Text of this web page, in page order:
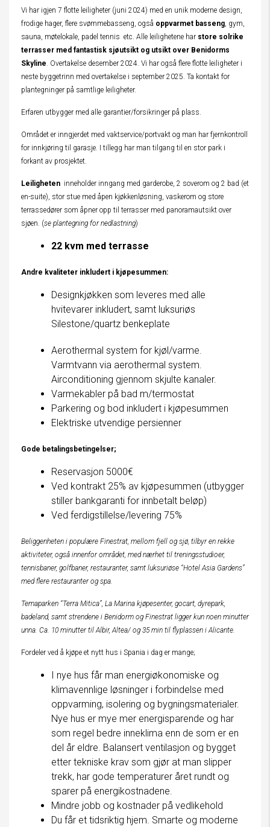
Vi har igjen 7 flotte leiligheter (juni 2024) med en unik moderne design,
frodige hager, flere svømmebasseng, også oppvarmet basseng , gym,
sauna, møtelokale, padel tennis etc. Alle leilighetene har store solrike
terrasser med fantastisk sjøutsikt og utsikt over Benidorms
Skyline . Overtakelse desember 2024. Vi har også flere flotte leiligheter i
neste byggetrinn med overtakelse i september 2025. Ta kontakt for
plantegninger på samtlige leiligheter.
Erfaren utbygger med alle garantier/forsikringer på plass.
Området er inngjerdet med vaktservice/portvakt og man har fjernkontroll
for innkjøring til garasje. I tillegg har man tilgang til en stor park i
forkant av prosjektet.
Leiligheten inneholder inngang med garderobe, 2 soverom og 2 bad (et
en-suite), stor stue med åpen kjøkkenløsning, vaskerom og store
terrassedører som åpner opp til terrasser med panoramautsikt over
sjøen. (se plantegning for nedlastning)
22 kvm med terrasse
Andre kvaliteter inkludert i kjøpesummen:
Designkjøkken som leveres med alle
hvitevarer inkludert, samt luksuriøs
Silestone/quartz benkeplate
Aerothermal system for kjøl/varme.
Varmtvann via aerothermal system.
Airconditioning gjennom skjulte kanaler.
Varmekabler på bad m/termostat
Parkering og bod inkludert i kjøpesummen
Elektriske utvendige persienner
Gode betalingsbetingelser;
Reservasjon 5000€
Ved kontrakt 25% av kjøpesummen (utbygger
stiller bankgaranti for innbetalt beløp)
Ved ferdigstillelse/levering 75%
Beliggenheten i populære Finestrat, mellom fjell og sjø, tilbyr en rekke
aktiviteter, også innenfor området, med nærhet til treningsstudioer,
tennisbaner, golfbaner, restauranter, samt luksuriøse “Hotel Asia Gardens”
med flere restauranter og spa.
Temaparken “Terra Mitica”, La Marina kjøpesenter, gocart, dyrepark,
badeland, samt strendene i Benidorm og Finestrat ligger kun noen minutter
unna. Ca. 10 minutter til Albir, Altea/ og 35 min til flyplassen i Alicante.
Fordeler ved å kjøpe et nytt hus i Spania i dag er mange;
I nye hus får man energiøkonomiske og
klimavennlige løsninger i forbindelse med
oppvarming, isolering og bygningsmaterialer.
Nye hus er mye mer energisparende og har
som regel bedre inneklima enn de som er en
del år eldre. Balansert ventilasjon og bygget
etter tekniske krav som gjør at man slipper
trekk, har gode temperaturer året rundt og
sparer på energikostnadene.
Mindre jobb og kostnader på vedlikehold
Du får et tidsriktig hjem. Smarte og moderne